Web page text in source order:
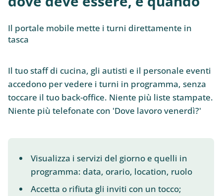
Il portale mobile mette i turni direttamente in
tasca
Il tuo staff di cucina, gli autisti e il personale eventi
accedono per vedere i turni in programma, senza
toccare il tuo back-office. Niente più liste stampate.
Niente più telefonate con 'Dove lavoro venerdì?'
Visualizza i servizi del giorno e quelli in
programma: data, orario, location, ruolo
Accetta o rifiuta gli inviti con un tocco;